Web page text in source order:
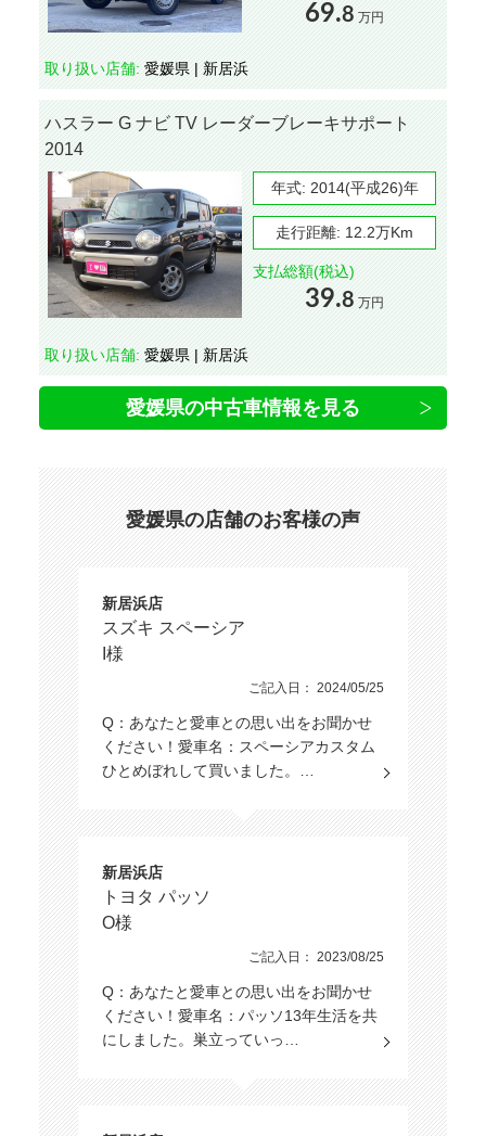
69.8 万円
取り扱い店舗: 愛媛県 | 新居浜
ハスラー G ナビ TV レーダーブレーキサポート
2014
年式: 2014(平成26)年
走行距離: 12.2万Km
支払総額(税込)
39.8 万円
取り扱い店舗: 愛媛県 | 新居浜
愛媛県の中古車情報を見る
愛媛県の店舗のお客様の声
新居浜店
スズキ スペーシア
I様
ご記入日： 2024/05/25
Q：あなたと愛車との思い出をお聞かせ
ください！愛車名：スペーシアカスタム
ひとめぼれして買いました。…
新居浜店
トヨタ パッソ
O様
ご記入日： 2023/08/25
Q：あなたと愛車との思い出をお聞かせ
ください！愛車名：パッソ13年生活を共
にしました。巣立っていっ…